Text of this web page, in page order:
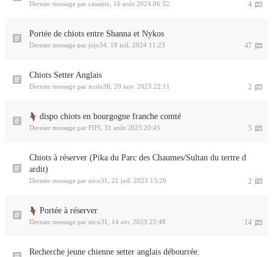
4
Dernier message par cassaire 16 août 2024 06:32
Portée de chiots entre Shanna et Nykos
47
Dernier message par jojo34 18 juil. 2024 11:23
Chiots Setter Anglais
2
Dernier message par scolo38 20 nov. 2023 22:11
dispo chiots en bourgogne franche comté
5
Dernier message par FIFI 31 août 2023 20:45
Chiots à réserver (Pika du Parc des Chaumes/Sultan du tertre d
ardit)
2
Dernier message par nico31 21 juil. 2023 13:29
Portée à réserver
14
Dernier message par nico31 14 avr. 2023 22:48
Recherche jeune chienne setter anglais débourrée.